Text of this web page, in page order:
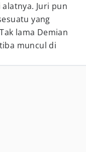
Juri pun
yang
lama Demian
muncul di